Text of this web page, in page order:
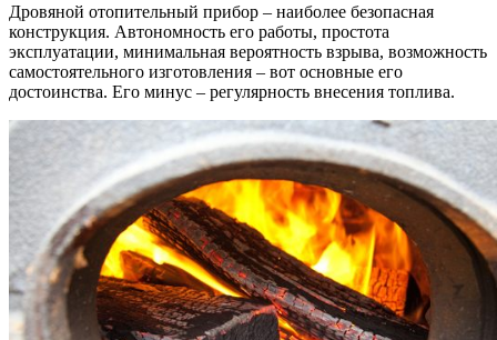
Дровяной отопительный прибор – наиболее безопасная
конструкция. Автономность его работы, простота
эксплуатации, минимальная вероятность взрыва, возможность
самостоятельного изготовления – вот основные его
достоинства. Его минус – регулярность внесения топлива.